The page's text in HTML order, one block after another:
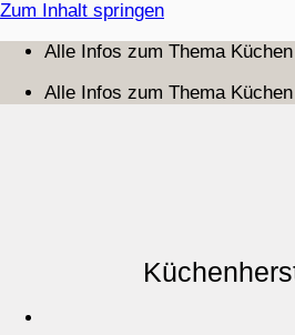
Zum Inhalt springen
Alle Infos zum Thema Küchen
Alle Infos zum Thema Küchen